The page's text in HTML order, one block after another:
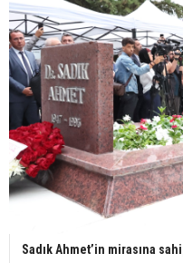
Sadık Ahmet’in mirasına